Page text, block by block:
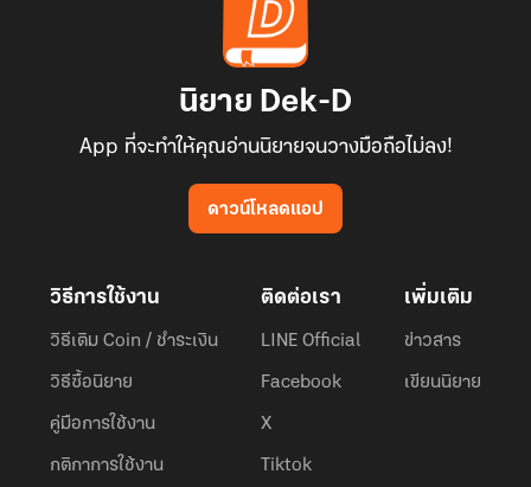
นิยาย Dek-D
App ที่จะทำให้คุณอ่านนิยายจนวางมือถือไม่ลง!
ดาวน์โหลดแอป
วิธีการใช้งาน
วิธีเติม Coin / ชำระเงิน
วิธีซื้อนิยาย
คู่มือการใช้งาน
กติกาการใช้งาน
ติดต่อเรา
LINE Official
Facebook
X
Tiktok
เพิ่มเติม
ข่าวสาร
เขียนนิยาย